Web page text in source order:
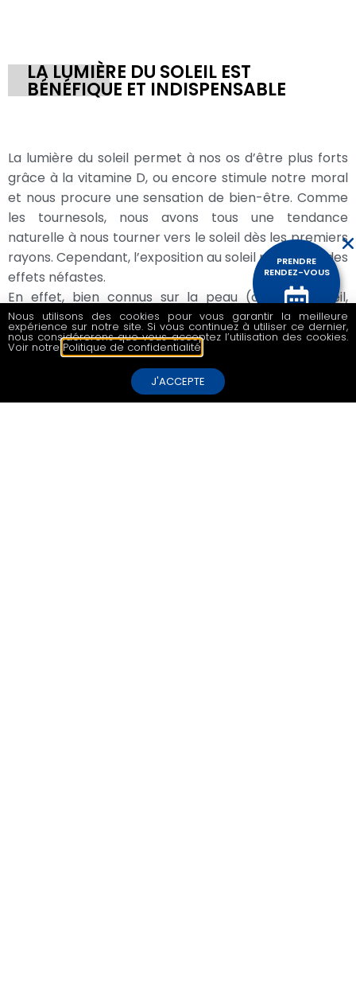
LA LUMIÈRE DU SOLEIL EST
BÉNÉFIQUE ET INDISPENSABLE
La lumière du soleil permet à nos os d’être plus forts
grâce à la vitamine D, ou encore stimule notre moral
et nous procure une sensation de bien-être. Comme
les tournesols, nous avons tous une tendance
naturelle à nous tourner vers le soleil dès les premiers
rayons. Cependant, l’exposition au soleil peut avoir des
effets néfastes.
En effet, bien connus sur la peau (coup de soleil,
vieillissement cutané, cancer de la peau) mais aussi
sur les yeux (photo conjonctivite, cancer de la
cornée, cataracte…), ces effets sont dus aux rayons
La lumière UV est une partie invisible du rayonnement
PRENDRE
RENDEZ-VOUS
CONTACTEZ
Nous utilisons des cookies pour vous garantir la meilleure
expérience sur notre site. Si vous continuez à utiliser ce dernier,
nous considérerons que vous acceptez l’utilisation des cookies.
Voir notre Politique de confidentialité
J'ACCEPTE